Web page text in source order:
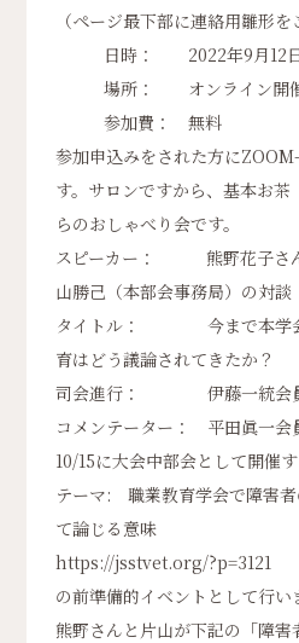
（ページ最下部に連絡用雛形を
日時： 2022年9月12
場所： オンライン開
参加費： 無料
参加申込みをされた方に
す。サロンですから、基本お
らのおしゃべり会です。
スピーカー： 熊野花子さん
山勝己（本部会事務局）の対談
タイトル： 今まで本学会
育はどう議論されてきたか？
司会進行： 伊藤一統会
コメンテーター： 平田眞一
10/15に大会中部会として開催す
テーマ: 職業教育学会で障害
て論じる意味
https://jsstvet.org/?p=3121
の前準備的イベントとして行い
熊野さんと片山が下記の「障